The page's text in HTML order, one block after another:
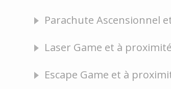
Parachute Ascensionnel
Laser Game et à proximité
Escape Game et à